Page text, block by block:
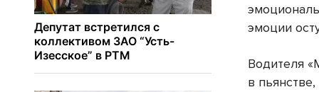
эмоции
Водителя
в